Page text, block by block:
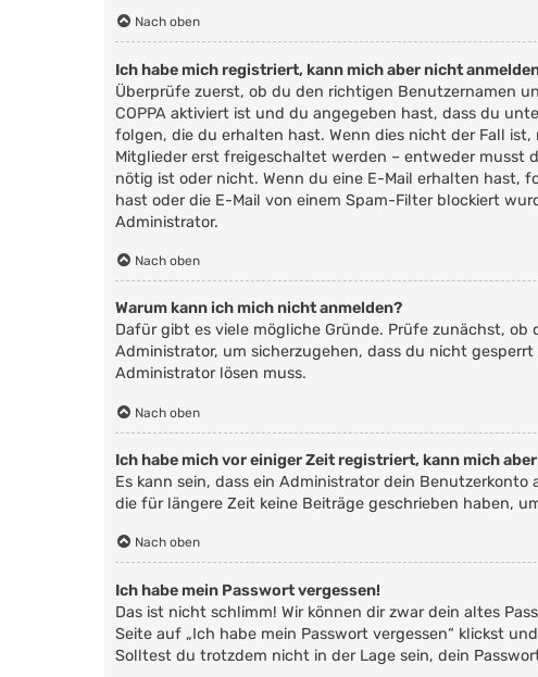
Nach oben
Ich habe mich registriert, kann mich aber nicht
Überprüfe zuerst, ob du den richtigen Benutzernamen
COPPA aktiviert ist und du angegeben hast, dass du
folgen, die du erhalten hast. Wenn dies nicht der Fall
Mitglieder erst freigeschaltet werden – entweder musst
nötig ist oder nicht. Wenn du eine E-Mail erhalten hast,
hast oder die E-Mail von einem Spam-Filter blockiert
Administrator.
Nach oben
Warum kann ich mich nicht anmelden?
Dafür gibt es viele mögliche Gründe. Prüfe zunächst,
Administrator, um sicherzugehen, dass du nicht
Administrator lösen muss.
Nach oben
Ich habe mich vor einiger Zeit registriert, kann mich
Es kann sein, dass ein Administrator dein
die für längere Zeit keine Beiträge geschrieben haben,
Nach oben
Ich habe mein Passwort vergessen!
Das ist nicht schlimm! Wir können dir zwar dein altes
Seite auf „Ich habe mein Passwort vergessen“ klickst
Solltest du trotzdem nicht in der Lage sein, dein